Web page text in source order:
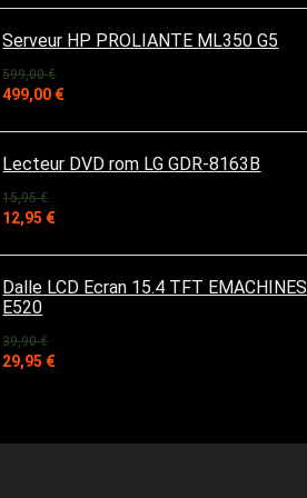
initial
était :
39,90 €.
actuel
est :
32,90 €.
Serveur HP PROLIANTE ML350 G5
599,00€
Le
initial
était :
599,00 €.
499,00 €Le
actuel
est :
499,00 €.
Lecteur DVD rom LG GDR-8163B
15,95€
Le
initial
était :
15,95 €.
12,95 €Le
actuel
est :
12,95 €.
Dalle LCD Ecran 15.4 TFT EMACHINES
E520
39,90€
Le
39,90 €.
29,95 €Le
29,95 €.